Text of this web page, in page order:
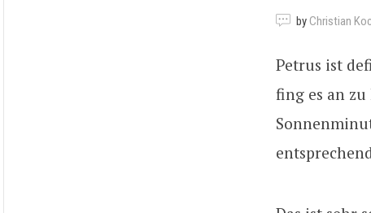
by Christian
Petrus ist
fing es an